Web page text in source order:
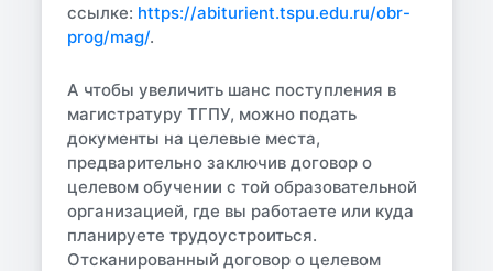
ссылке: https://abiturient.tspu.edu.ru/obr-
prog/mag/.
А чтобы увеличить шанс поступления в
магистратуру ТГПУ, можно подать
документы на целевые места,
предварительно заключив договор о
целевом обучении с той образовательной
организацией, где вы работаете или куда
планируете трудоустроиться.
Отсканированный договор о целевом